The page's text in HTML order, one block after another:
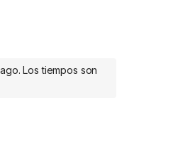
Los tiempos son